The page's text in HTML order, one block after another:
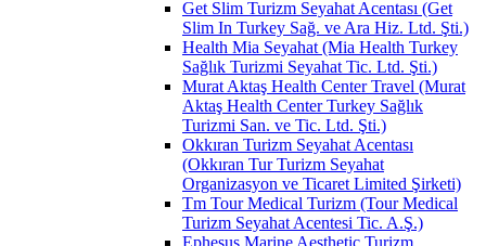
Get Slim Turizm Seyahat Acentası (Get
Slim In Turkey Sağ. ve Ara Hiz. Ltd. Şti.)
Health Mia Seyahat (Mia Health Turkey
Sağlık Turizmi Seyahat Tic. Ltd. Şti.)
Murat Aktaş Health Center Travel (Murat
Aktaş Health Center Turkey Sağlık
Turizmi San. ve Tic. Ltd. Şti.)
Okkıran Turizm Seyahat Acentası
(Okkıran Tur Turizm Seyahat
Organizasyon ve Ticaret Limited Şirketi)
Tm Tour Medical Turizm (Tour Medical
Turizm Seyahat Acentesi Tic. A.Ş.)
Ephesus Marine Aesthetic Turizm